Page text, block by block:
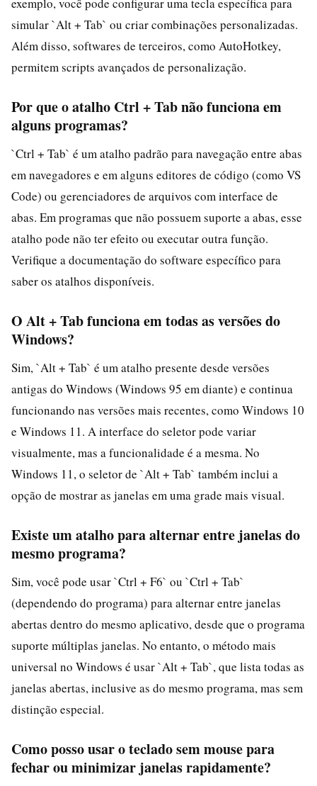
simular `Alt + Tab` ou criar combinações personalizadas.
Além disso, softwares de terceiros, como AutoHotkey,
permitem scripts avançados de personalização.
Por que o atalho Ctrl + Tab não funciona em
alguns programas?
`Ctrl + Tab` é um atalho padrão para navegação entre abas
em navegadores e em alguns editores de código (como VS
Code) ou gerenciadores de arquivos com interface de
abas. Em programas que não possuem suporte a abas, esse
atalho pode não ter efeito ou executar outra função.
Verifique a documentação do software específico para
saber os atalhos disponíveis.
O Alt + Tab funciona em todas as versões do
Windows?
Sim, `Alt + Tab` é um atalho presente desde versões
antigas do Windows (Windows 95 em diante) e continua
funcionando nas versões mais recentes, como Windows 10
e Windows 11. A interface do seletor pode variar
visualmente, mas a funcionalidade é a mesma. No
Windows 11, o seletor de `Alt + Tab` também inclui a
opção de mostrar as janelas em uma grade mais visual.
Existe um atalho para alternar entre janelas do
mesmo programa?
Sim, você pode usar `Ctrl + F6` ou `Ctrl + Tab`
(dependendo do programa) para alternar entre janelas
abertas dentro do mesmo aplicativo, desde que o programa
suporte múltiplas janelas. No entanto, o método mais
universal no Windows é usar `Alt + Tab`, que lista todas as
janelas abertas, inclusive as do mesmo programa, mas sem
distinção especial.
Como posso usar o teclado sem mouse para
fechar ou minimizar janelas rapidamente?